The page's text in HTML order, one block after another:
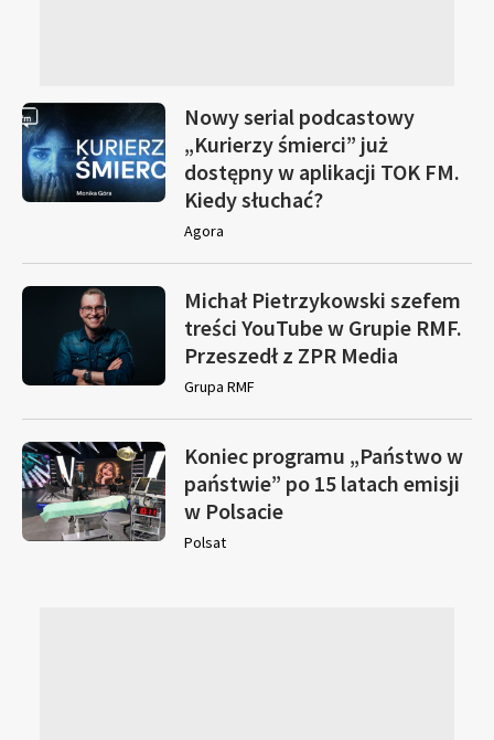
Nowy serial podcastowy
„Kurierzy śmierci” już
dostępny w aplikacji TOK FM.
Kiedy słuchać?
Agora
Michał Pietrzykowski szefem
treści YouTube w Grupie RMF.
Przeszedł z ZPR Media
Grupa RMF
Koniec programu „Państwo w
państwie” po 15 latach emisji
w Polsacie
Polsat